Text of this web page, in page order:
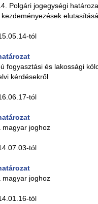
Polgári jogegységi
tól
fogyasztási és lakossági
kérdésekről
tól
magyar joghoz
tól
magyar joghoz
tól